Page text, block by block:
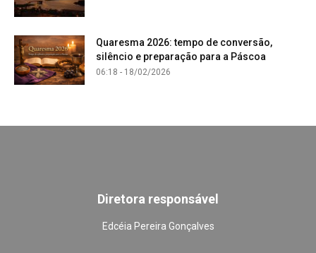
Quaresma 2026: tempo de conversão,
silêncio e preparação para a Páscoa
06:18 - 18/02/2026
Diretora responsável
Edcéia Pereira Gonçalves